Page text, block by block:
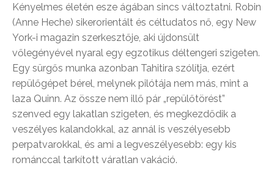
Kényelmes életén esze ágában sincs változtatni. Robin
(Anne Heche) sikerorientált és céltudatos nő, egy New
York-i magazin szerkesztője, aki újdonsült
vőlegényével nyaral egy egzotikus déltengeri szigeten.
Egy sürgős munka azonban Tahitira szólítja, ezért
repülőgépet bérel, melynek pilótája nem más, mint a
laza Quinn. Az össze nem illő pár „repülőtörést”
szenved egy lakatlan szigeten, és megkezdődik a
veszélyes kalandokkal, az annál is veszélyesebb
perpatvarokkal, és ami a legveszélyesebb: egy kis
románccal tarkított váratlan vakáció.